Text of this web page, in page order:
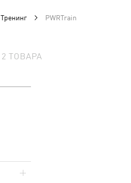
Тренинг PWRTrain
2ТОВАРА